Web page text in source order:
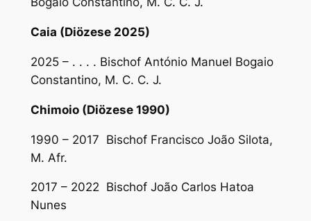
Caia (Diözese 2025)
2025 – . . . . Bischof António Manuel Bogaio
Constantino, M. C. C. J.
Chimoio (Diözese 1990)
1990 – 2017 Bischof Francisco João Silota,
M. Afr.
2017 – 2022 Bischof João Carlos Hatoa
Nunes